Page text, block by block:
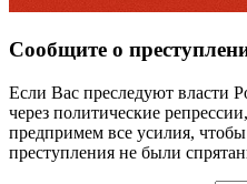
Сообщите о
Если Вас преследуют власти
через политические
предпримем все усилия,
преступления не были